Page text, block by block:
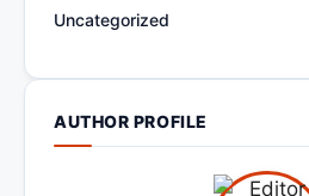
Uncategorized
AUTHOR PROFILE